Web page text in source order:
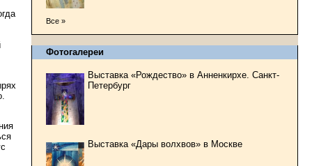
Все »
Фотогалереи
Выставка «Рождество» в Анненкирхе. Санкт-
Петербург
Выставка «Дары волхвов» в Москве